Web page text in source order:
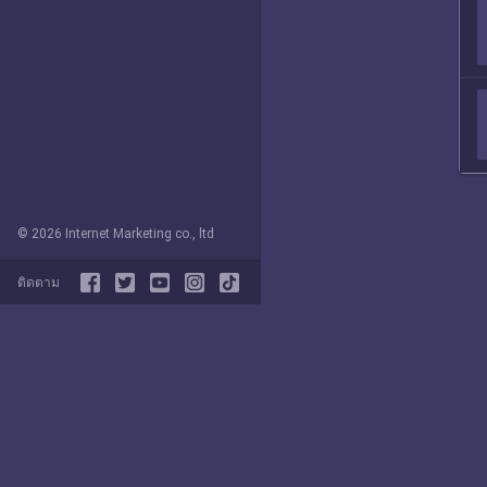
© 2026 Internet Marketing co., ltd
ติดตาม